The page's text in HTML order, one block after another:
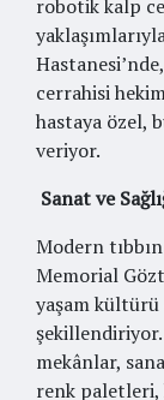
robotik kalp
cerrahisi
hastaya özel,
veriyor.
Sanat ve
Modern
Memorial
yaşam kültürü
şekillendiriyor.
mekânlar,
renk paletleri,